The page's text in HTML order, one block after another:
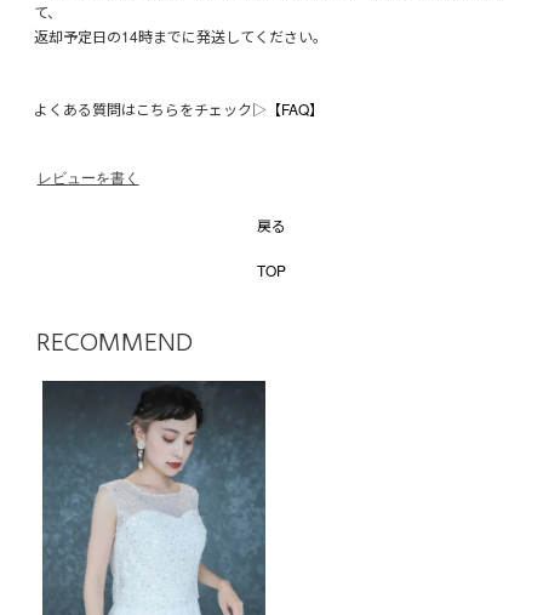
て、
返却予定日の14時までに発送してください。
よくある質問はこちらをチェック▷ 【FAQ】
レビューを書く
戻る
TOP
RECOMMEND